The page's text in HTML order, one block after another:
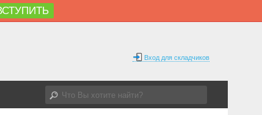
Вход для складчиков